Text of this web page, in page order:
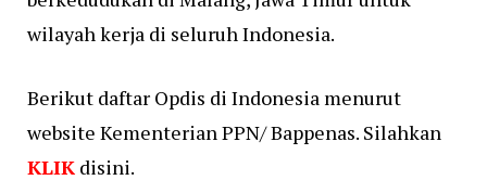
wilayah kerja di seluruh Indonesia.
Berikut daftar Opdis di Indonesia menurut
website Kementerian PPN/ Bappenas. Silahkan
KLIK disini.